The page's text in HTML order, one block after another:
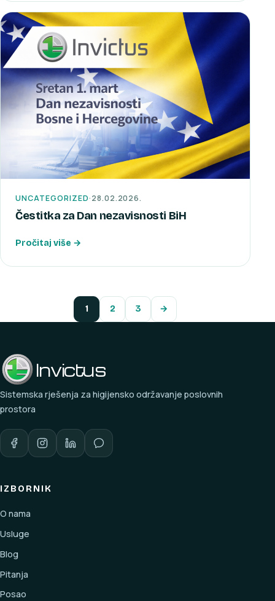
UNCATEGORIZED·28.02.2026.
Čestitka za Dan nezavisnosti BiH
Pročitaj više →
1 2 3 →
Invictus
Sistemska rješenja za higijensko održavanje poslovnih
prostora
IZBORNIK
O nama
Usluge
Blog
Pitanja
Posao